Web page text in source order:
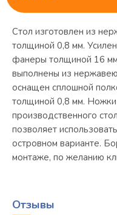
Стол изготовлен из
толщиной 0,8 мм.
фанеры толщиной 16
выполнены из
оснащен сплошной
толщиной 0,8 мм.
производственного
позволяет
островном варианте.
монтаже, по желанию
Отзывы